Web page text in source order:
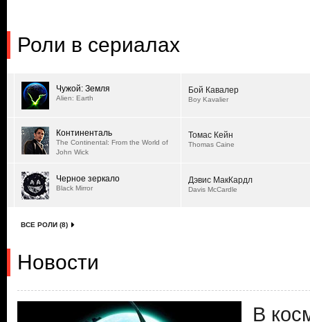
Роли в сериалах
Чужой: Земля
Alien: Earth
Бой Кавалер
Boy Kavalier
Континенталь
The Continental: From the World of
John Wick
Томас Кейн
Thomas Caine
Черное зеркало
Black Mirror
Дэвис МакКардл
Davis McCardle
ВСЕ РОЛИ (8)
Новости
В